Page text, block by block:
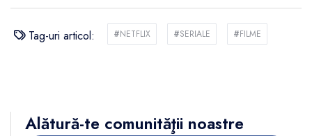
Tag-uri articol: #NETFLIX #SERIALE #FILME
Alătură-te comunităţii noastre